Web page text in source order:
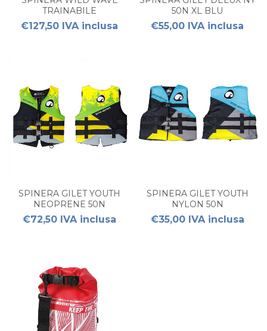
TRAINABILE
€127,50 IVA inclusa
50N XL BLU
€55,00 IVA inclusa
SPINERA GILET YOUTH
NEOPRENE 50N
€72,50 IVA inclusa
SPINERA GILET YOUTH
NYLON 50N
€35,00 IVA inclusa